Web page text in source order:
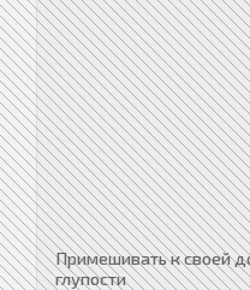
Примешивать к своей
глупости